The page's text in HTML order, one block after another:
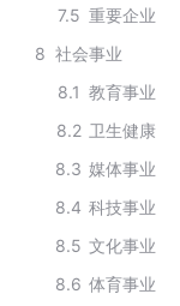
7.5 重要企业
8 社会事业
8.1 教育事业
8.2 卫生健康
8.3 媒体事业
8.4 科技事业
8.5 文化事业
8.6 体育事业